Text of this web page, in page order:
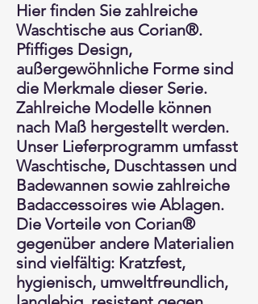
Hier finden Sie zahlreiche
Waschtische aus Corian®.
Pfiffiges Design,
außergewöhnliche Forme sind
die Merkmale dieser Serie.
Zahlreiche Modelle können
nach Maß hergestellt werden.
Unser Lieferprogramm umfasst
Waschtische, Duschtassen und
Badewannen sowie zahlreiche
Badaccessoires wie Ablagen.
Die Vorteile von Corian®
gegenüber andere Materialien
sind vielfältig: Kratzfest,
hygienisch, umweltfreundlich,